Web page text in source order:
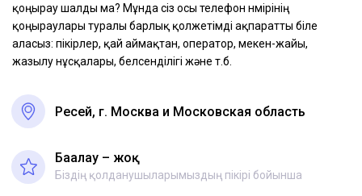
қоңырау шалды ма? Мұнда сіз осы телефон нөмірінің
қоңыраулары туралы барлық қолжетімді ақпаратты біле
аласыз: пікірлер, қай аймақтан, оператор, мекен-жайы,
жазылу нұсқалары, белсенділігі және т.б.
Ресей, г. Москва и Московская область
Бағалау – жоқ
Біздің қолданушыларымыздың пікірі бойынша